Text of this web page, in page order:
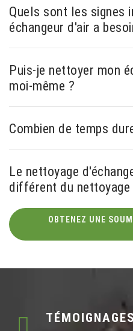
Quels sont les signes
échangeur d'air a
Puis-je nettoyer mon
moi-même ?
Combien de temps
Le nettoyage
différent du
OBTENEZ UNE